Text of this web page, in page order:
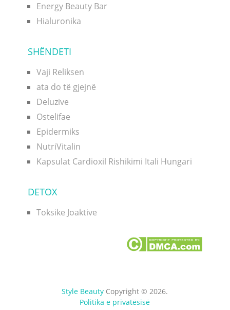
Energy Beauty Bar
Hialuronika
SHËNDETI
Vaji Reliksen
ata do të gjejnë
Deluzive
Ostelifae
Epidermiks
NutriVitalin
Kapsulat Cardioxil Rishikimi Itali Hungari
DETOX
Toksike Joaktive
Style Beauty Copyright © 2026.
Politika e privatësisë